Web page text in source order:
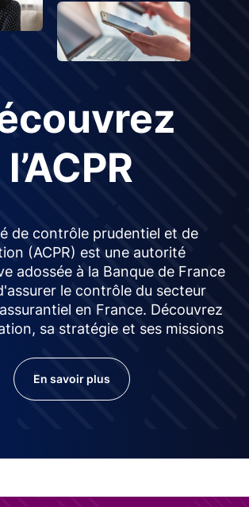
l’ACPR
de contrôle prudentiel et de
(ACPR) est une autorité
adossée à la Banque de France
le contrôle du secteur
en France. Découvrez
sa stratégie et ses missions
En savoir plus